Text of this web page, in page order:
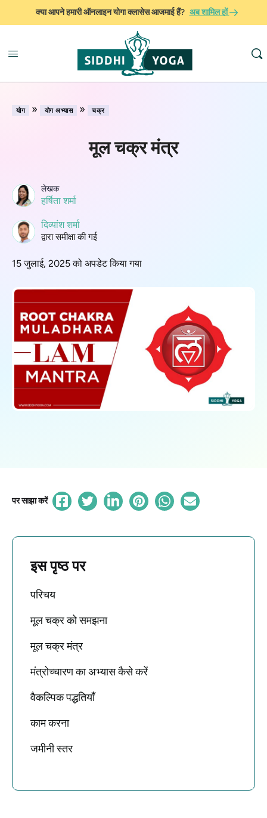
क्या आपने हमारी ऑनलाइन योगा क्लासेस आजमाई हैं? अब शामिल हों
योग » योग अभ्यास » चक्र
मूल चक्र मंत्र
लेखक
हर्षिता शर्मा
दिव्यांश शर्मा
द्वारा समीक्षा की गई
15 जुलाई, 2025 को अपडेट किया गया
पर साझा करें
इस पृष्ठ पर
परिचय
मूल चक्र को समझना
मूल चक्र मंत्र
मंत्रोच्चारण का अभ्यास कैसे करें
वैकल्पिक पद्धतियाँ
काम करना
जमीनी स्तर